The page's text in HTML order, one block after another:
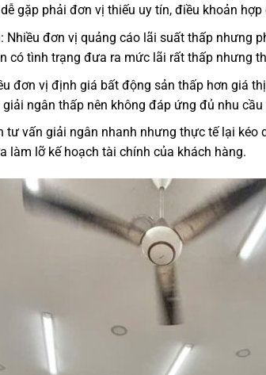
gặp phải đơn vị thiếu uy tín, điều khoản
Nhiều đơn vị quảng cáo lãi suất thấp nhưng
có tình trạng đưa ra mức lãi rất thấp nhưng
đơn vị định giá bất động sản thấp hơn giá
giải ngân thấp nên không đáp ứng đủ nhu
tư vấn giải ngân nhanh nhưng thực tế lại kéo
làm lỡ kế hoạch tài chính của khách hàng.